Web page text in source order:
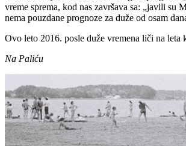
vreme sprema, kod nas završava sa: „javili
nema pouzdane prognoze za duže od osam
Ovo leto 2016. posle duže vremena liči na
Na Paliću